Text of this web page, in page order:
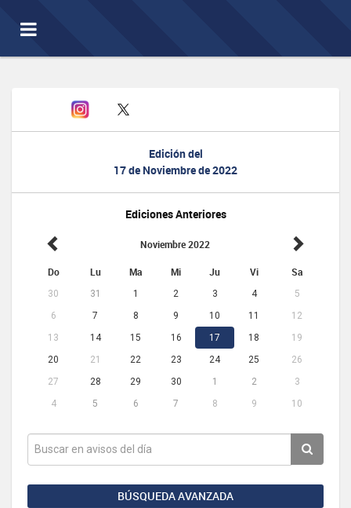
Toggle
navigation
Edición del
17 de Noviembre de 2022
Ediciones Anteriores
Noviembre 2022
Do Lu Ma Mi Ju Vi Sa
30 31 1 2 3 4
5
6
7 8 9 10 11
12
13
14 15 16 17 18
19
20
21 22 23 24 25
26
27
28 29 30 1 2
3
4
5 6 7 8 9 10
BÚSQUEDA AVANZADA